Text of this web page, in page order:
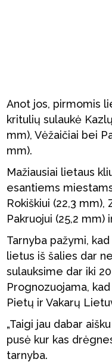
Anot jos, pirmomis
kritulių sulaukė
mm), Vėžaičiai bei
mm).
Mažiausiai lietaus
esantiems
Rokiškiui (22,3 mm),
Pakruojui (25,2 mm)
Tarnyba pažymi,
lietus iš šalies dar
sulauksime dar iki
Prognozuojama,
Pietų ir Vakarų
„Taigi jau dabar
pusė kur kas
tarnyba.